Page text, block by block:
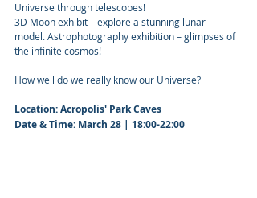
Universe through telescopes!
3D Moon exhibit – explore a stunning lunar
model. Astrophotography exhibition – glimpses of
the infinite cosmos!
How well do we really know our Universe?
Location: Acropolis' Park Caves
Date & Time: March 28 | 18:00-22:00